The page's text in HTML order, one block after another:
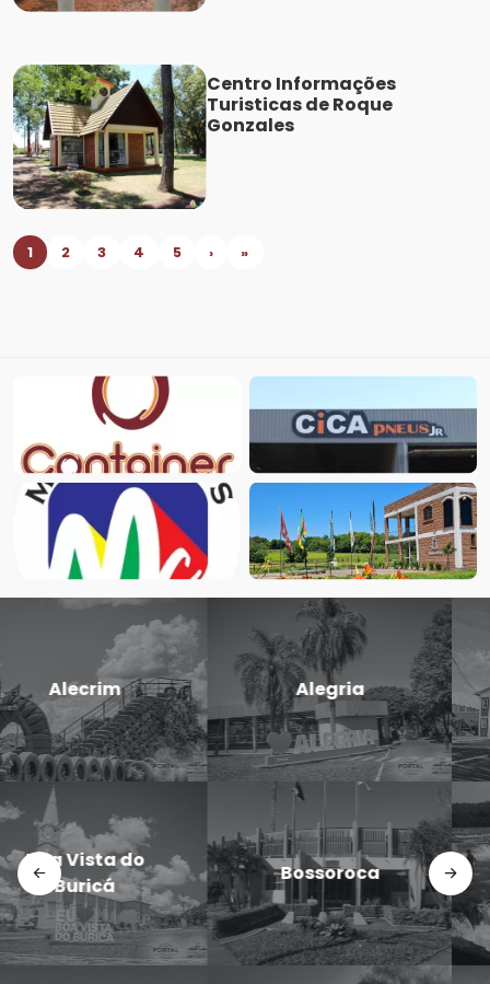
Centro Informações
Turisticas de Roque
Gonzales
1 2 3 4 5 › »
Candido
Godói
Cerro Largo
Dezesseis de
Novembro
Doutor
Maurício
Cardoso